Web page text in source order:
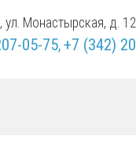
ул. Монастырская, д.
05-75, +7 (342)